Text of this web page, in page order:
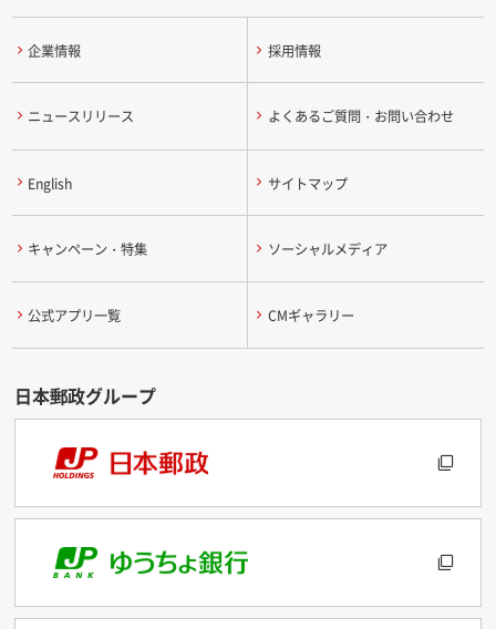
企業情報 採用情報
ニュースリリース よくあるご質問・お問い合わせ
English サイトマップ
キャンペーン・特集 ソーシャルメディア
公式アプリ一覧 CMギャラリー